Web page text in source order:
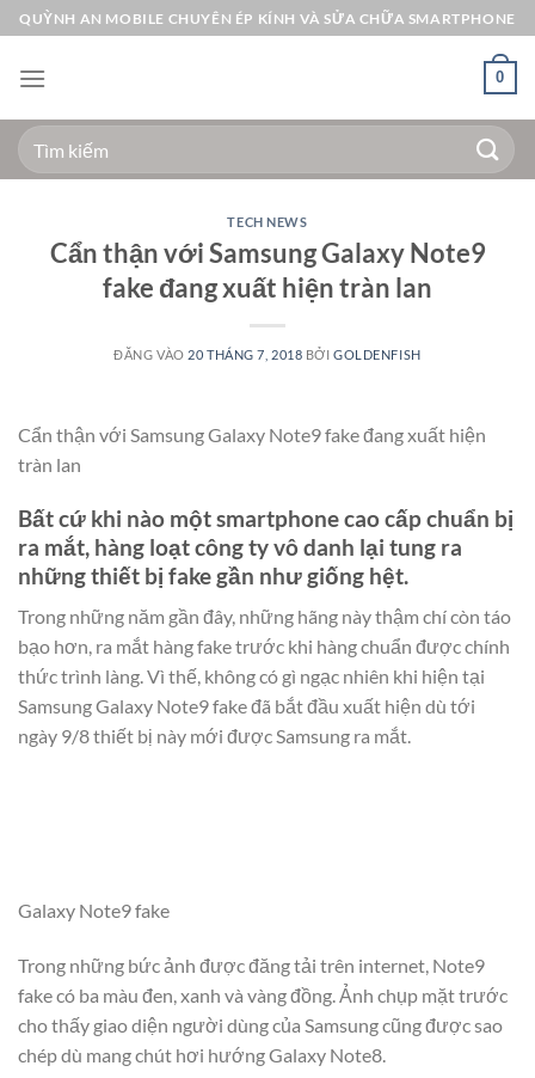
Bỏ
qua
nội
QUỲNH AN MOBILE CHUYÊN ÉP KÍNH VÀ SỬA CHỮA SMARTPHONE
0
Tìm
kiếm:
TECH NEWS
Cẩn thận với Samsung Galaxy Note9
fake đang xuất hiện tràn lan
ĐĂNG VÀO 20 THÁNG 7, 2018 BỞIGOLDENFISH
Cẩn thận với Samsung Galaxy Note9 fake đang xuất hiện
tràn lan
Bất cứ khi nào một smartphone cao cấp chuẩn bị
ra mắt, hàng loạt công ty vô danh lại tung ra
những thiết bị fake gần như giống hệt.
Trong những năm gần đây, những hãng này thậm chí còn táo
bạo hơn, ra mắt hàng fake trước khi hàng chuẩn được chính
thức trình làng. Vì thế, không có gì ngạc nhiên khi hiện tại
Samsung Galaxy Note9 fake đã bắt đầu xuất hiện dù tới
ngày 9/8 thiết bị này mới được Samsung ra mắt.
Galaxy Note9 fake
Trong những bức ảnh được đăng tải trên internet, Note9
fake có ba màu đen, xanh và vàng đồng. Ảnh chụp mặt trước
cho thấy giao diện người dùng của Samsung cũng được sao
chép dù mang chút hơi hướng Galaxy Note8.